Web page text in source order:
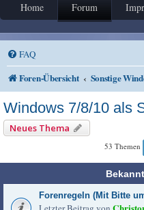
Home Forum
FAQ
Foren-Übersicht Sonstige
Windows 7/8/10 als
Neues Thema
53 Themen
Forenregeln (Mit Bitte